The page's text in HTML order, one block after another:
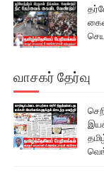
வாசகர் தேர்வு